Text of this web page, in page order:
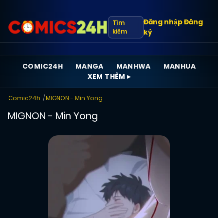
Tìm
kiếm
Đăng nhậpĐăng
ký
COMIC24H MANGA MANHWA
MANHUA
XEM THÊM ▸
Comic24h MIGNON - Min Yong
MIGNON - Min Yong